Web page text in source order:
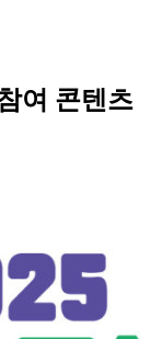
여 콘텐츠